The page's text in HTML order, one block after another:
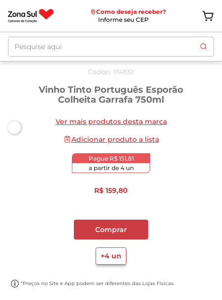
Como deseja receber?
Informe seu CEP
Pesquise aqui
Código: 1114832
Vinho Tinto Português Esporão
Colheita Garrafa 750ml
Ver mais produtos desta marca
Adicionar produto a lista
Pague R$ 151,81
a partir de 4un
R$ 159,80
Comprar
+4 un
*Preços no Site e App podem ser diferentes das Lojas Físicas.